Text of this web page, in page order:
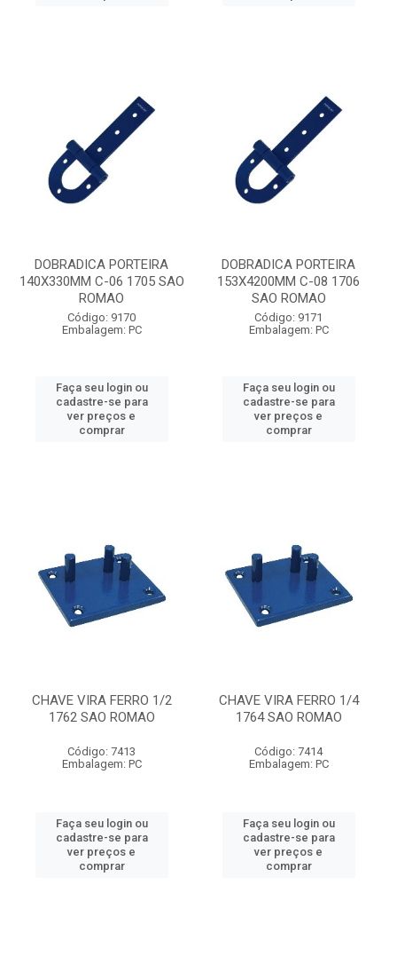
DOBRADICA PORTEIRA
140X330MM C-06 1705 SAO
ROMAO
Código: 9170
Embalagem: PC
Faça seu login ou
cadastre-se para
ver preços e
comprar
DOBRADICA PORTEIRA
153X4200MM C-08 1706
SAO ROMAO
Código: 9171
Embalagem: PC
Faça seu login ou
cadastre-se para
ver preços e
comprar
CHAVE VIRA FERRO 1/2
1762 SAO ROMAO
Código: 7413
Embalagem: PC
Faça seu login ou
cadastre-se para
ver preços e
comprar
CHAVE VIRA FERRO 1/4
1764 SAO ROMAO
Código: 7414
Embalagem: PC
Faça seu login ou
cadastre-se para
ver preços e
comprar